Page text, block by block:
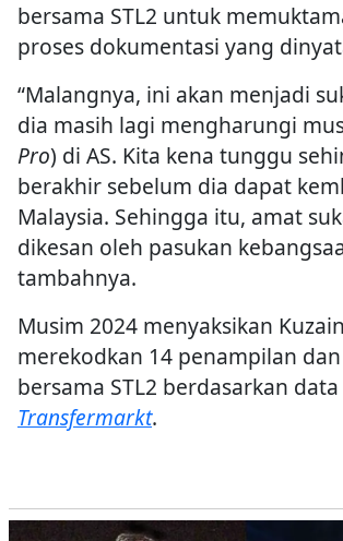
bersama STL2 untuk
proses dokumentasi yang
“Malangnya, ini akan menjadi
dia masih lagi mengharungi
Pro) di AS. Kita kena tunggu
berakhir sebelum dia dapat
Malaysia. Sehingga itu, amat
dikesan oleh pasukan
tambahnya.
Musim 2024 menyaksikan
merekodkan 14 penampilan
bersama STL2 berdasarkan data
Transfermarkt.